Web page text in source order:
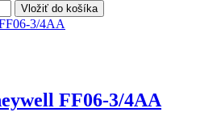
Vložiť do košíka
FF06-3/4AA